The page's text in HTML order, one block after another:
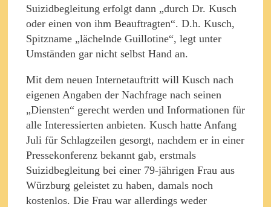
Suizidbegleitung erfolgt dann „durch Dr. Kusch
oder einen von ihm Beauftragten“. D.h. Kusch,
Spitzname „lächelnde Guillotine“, legt unter
Umständen gar nicht selbst Hand an.
Mit dem neuen Internetauftritt will Kusch nach
eigenen Angaben der Nachfrage nach seinen
„Diensten“ gerecht werden und Informationen für
alle Interessierten anbieten. Kusch hatte Anfang
Juli für Schlagzeilen gesorgt, nachdem er in einer
Pressekonferenz bekannt gab, erstmals
Suizidbegleitung bei einer 79-jährigen Frau aus
Würzburg geleistet zu haben, damals noch
kostenlos. Die Frau war allerdings weder